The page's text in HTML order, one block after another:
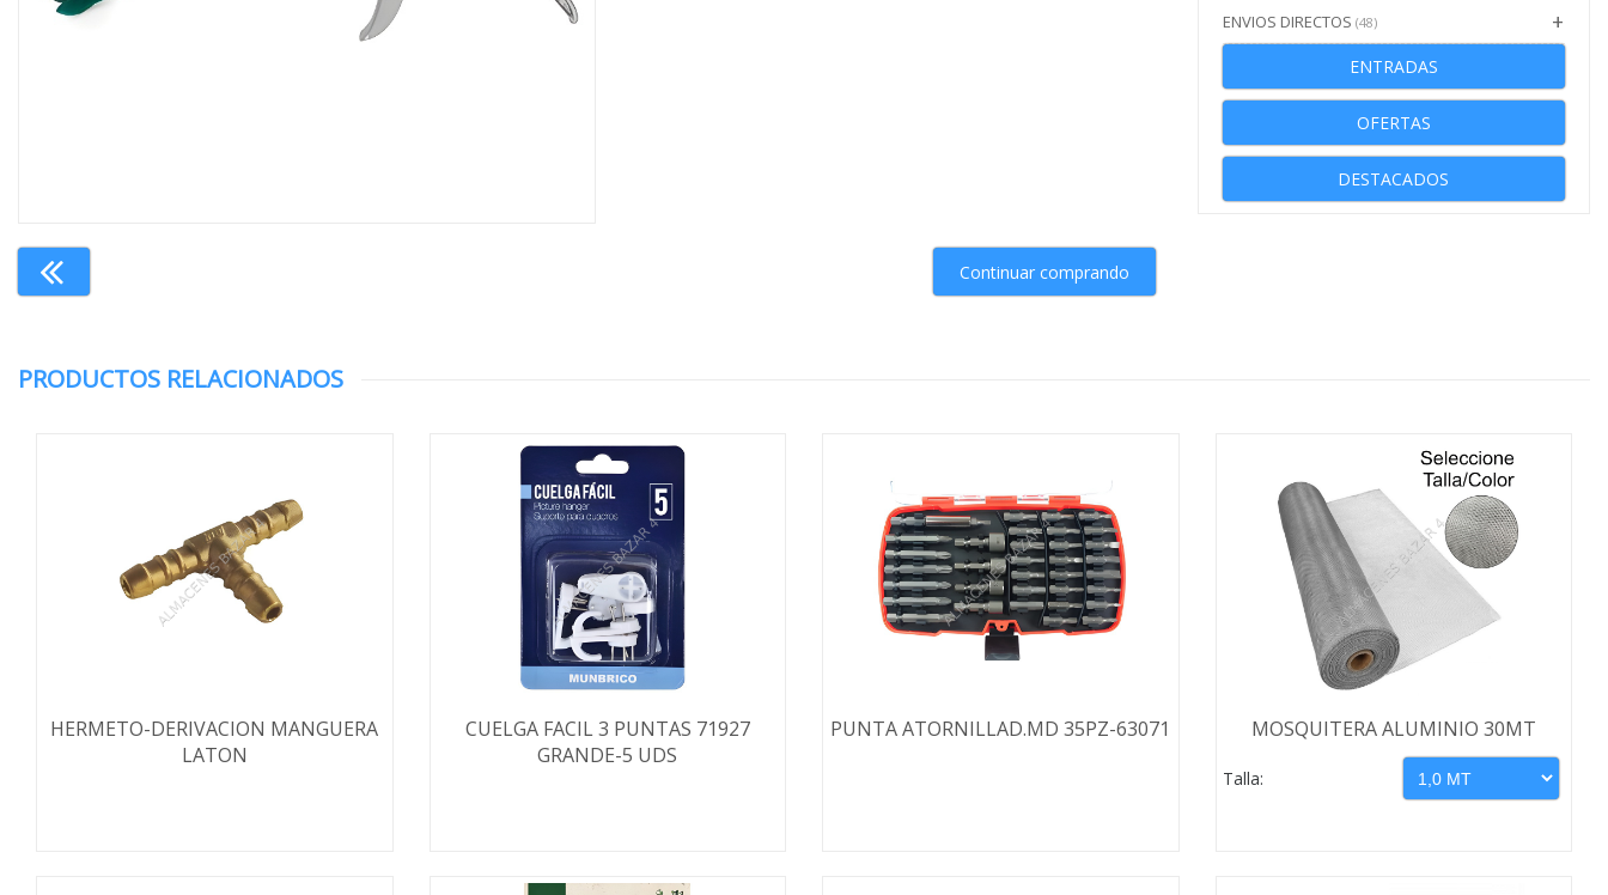
ENVIOS DIRECTOS (48)
ENTRADAS
OFERTAS
DESTACADOS
Continuar comprando
PRODUCTOS RELACIONADOS
HERMETO-DERIVACION MANGUERA
LATON
CUELGA FACIL 3 PUNTAS 71927
GRANDE-5 UDS
PUNTA ATORNILLAD.MD 35PZ-63071 MOSQUITERA ALUMINIO 30MT
Talla: